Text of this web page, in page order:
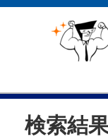
検索結